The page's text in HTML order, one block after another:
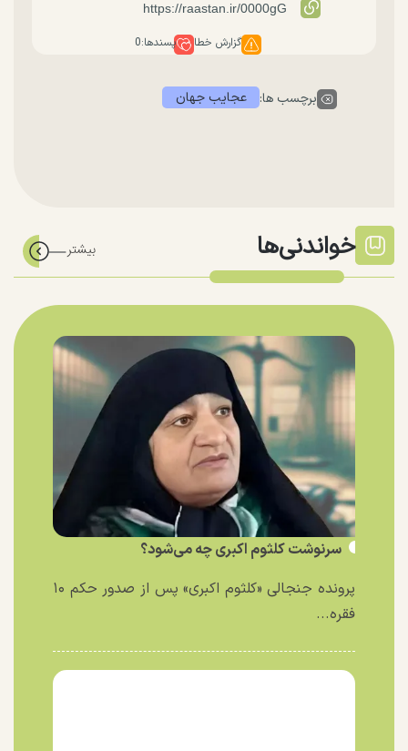
گزارش خطا پسندها:0
برچسب ها: عجایب جهان
خواندنی‌ها
سرنوشت کلثوم اکبری چه می‌شود؟
پرونده جنجالی «کلثوم اکبری» پس از صدور حکم ۱۰
فقره...